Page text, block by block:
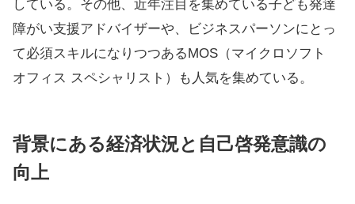
問わずニーズがあり、それを捉えているのだろう。